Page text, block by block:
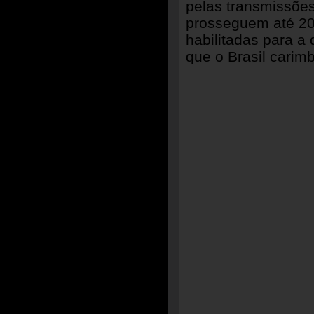
pelas
prosseguem até
habilitadas para a
que o Brasil